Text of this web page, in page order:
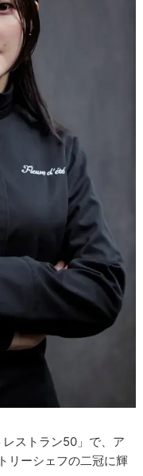
レストラン50」で、ア
リーシェフの二冠に輝